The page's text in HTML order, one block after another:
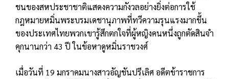
ชนของสหประชาชาติแสดงความกังวลอย่างยิ่งต่อการใช้
กฎหมายหมิ่นพระบรมเดชานุภาพที่ทวีความรุนแรงมากขึ้น
ของประเทศไทยพวกเขารู้สึกตกใจที่ผู้หญิงคนหนึ่งถูกตัดสินจำ
คุกนานกว่า 43 ปี ในข้อหาดูหมิ่นราชวงศ์
เมื่อวันที่ 19 มกราคมนางสาวอัญชันปรีเลิศ อดีตข้าราชการ